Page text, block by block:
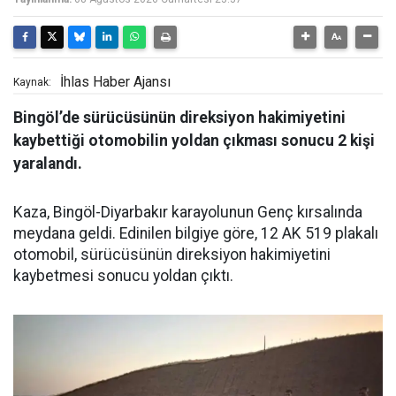
Kaynak: İhlas Haber Ajansı
Bingöl’de sürücüsünün direksiyon hakimiyetini
kaybettiği otomobilin yoldan çıkması sonucu 2 kişi
yaralandı.
Kaza, Bingöl-Diyarbakır karayolunun Genç kırsalında
meydana geldi. Edinilen bilgiye göre, 12 AK 519 plakalı
otomobil, sürücüsünün direksiyon hakimiyetini
kaybetmesi sonucu yoldan çıktı.